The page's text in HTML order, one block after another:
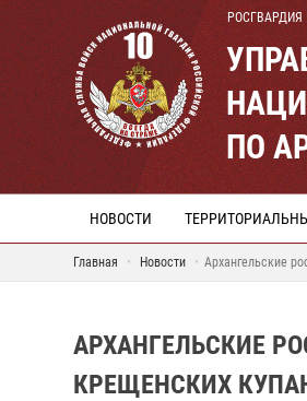
РОСГВАРДИЯ
ПО
НОВОСТИ
Главная Новости Архангельские
АРХАНГЕЛЬСКИЕ
КРЕЩЕНСКИХ